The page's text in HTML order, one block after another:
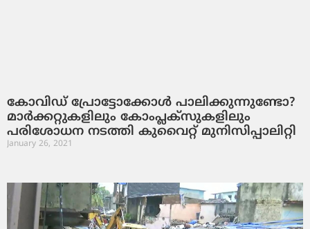
കോവിഡ് പ്രോട്ടോക്കോള്‍ പാലിക്കുന്നുണ്ടോ?
മാര്‍ക്കറ്റുകളിലും കോംപ്ലക്‌സുകളിലും
പരിശോധന നടത്തി കുവൈറ്റ് മുനിസിപ്പാലിറ്റി
January 26, 2021